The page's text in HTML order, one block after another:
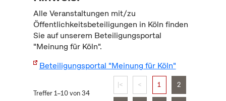
Alle Veranstaltungen mit/zu
Öffentlichkeitsbeteiligungen in Köln finden
Sie auf unserem Beteiligungsportal
"Meinung für Köln".
Beteiligungsportal "Meinung für Köln"
Treffer 1–10 von 34
|< < 1 2